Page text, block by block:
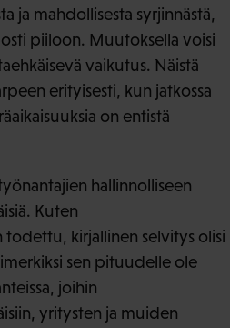
ja mahdollisesta syrjinnästä,
piiloon. Muutoksella voisi
vaikutus. Näistä
erityisesti, kun jatkossa
on entistä
hallinnolliseen
Kuten
todettu, kirjallinen selvitys olisi
sen pituudelle ole
joihin
yritysten ja muiden